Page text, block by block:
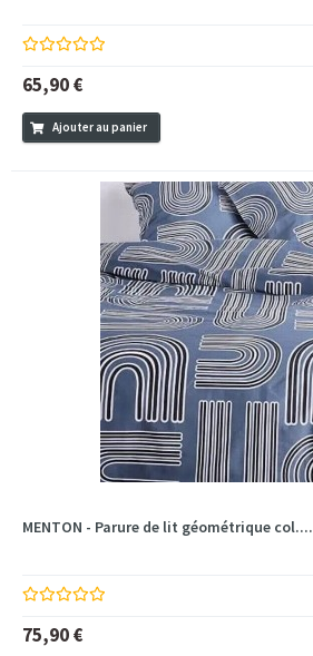
65,90 €
Ajouter au panier
MENTON - Parure de lit géométrique col....
75,90 €